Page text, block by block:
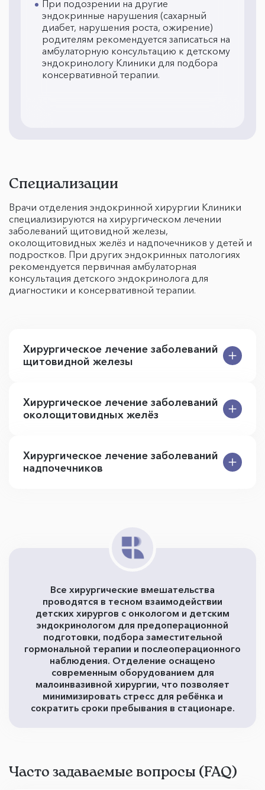
При подозрении на другие
эндокринные нарушения (сахарный
диабет, нарушения роста, ожирение)
родителям рекомендуется записаться на
амбулаторную консультацию к детскому
эндокринологу Клиники для подбора
консервативной терапии.
Специализации
Врачи отделения эндокринной хирургии Клиники
специализируются на хирургическом лечении
заболеваний щитовидной железы,
околощитовидных желёз и надпочечников у детей и
подростков. При других эндокринных патологиях
рекомендуется первичная амбулаторная
консультация детского эндокринолога для
диагностики и консервативной терапии.
Хирургическое лечение заболеваний
щитовидной железы
Хирургическое лечение заболеваний
околощитовидных желёз
Хирургическое лечение заболеваний
надпочечников
Все хирургические вмешательства
проводятся в тесном взаимодействии
детских хирургов с онкологом и детским
эндокринологом для предоперационной
подготовки, подбора заместительной
гормональной терапии и послеоперационного
наблюдения. Отделение оснащено
современным оборудованием для
малоинвазивной хирургии, что позволяет
минимизировать стресс для ребёнка и
сократить сроки пребывания в стационаре.
Часто задаваемые вопросы (FAQ)